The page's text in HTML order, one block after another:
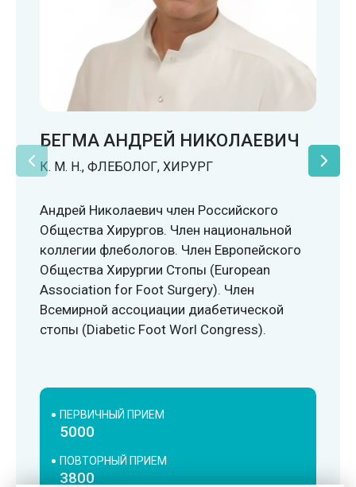
БЕГМА АНДРЕЙ НИКОЛАЕВИЧ
К. М. Н., ФЛЕБОЛОГ, ХИРУРГ
Андрей Николаевич член Российского
Общества Хирургов. Член национальной
коллегии флебологов. Член Европейского
Общества Хирургии Стопы (European
Association for Foot Surgery). Член
Всемирной ассоциации диабетической
стопы (Diabetic Foot Worl Congress).
ПЕРВИЧНЫЙ ПРИЕМ
5000
ПОВТОРНЫЙ ПРИЕМ
3800